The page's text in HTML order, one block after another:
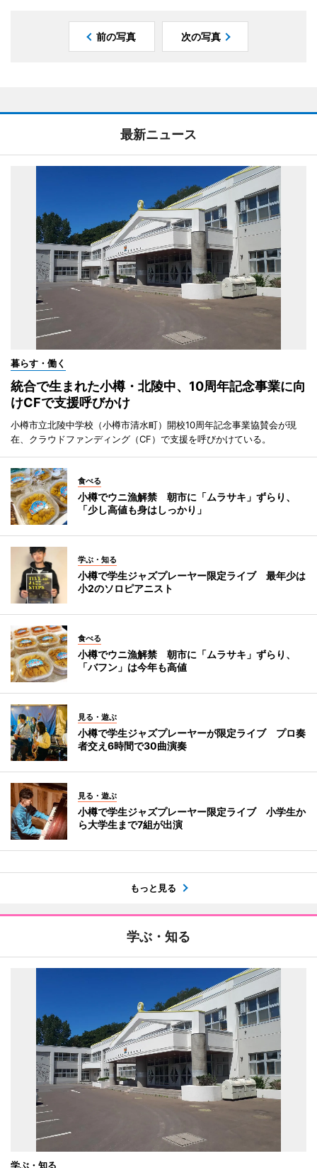
前の写真 次の写真
最新ニュース
暮らす・働く
統合で生まれた小樽・北陵中、10周年記念事業に向
けCFで支援呼びかけ
小樽市立北陵中学校（小樽市清水町）開校10周年記念事業協賛会が現
在、クラウドファンディング（CF）で支援を呼びかけている。
食べる
小樽でウニ漁解禁 朝市に「ムラサキ」ずらり、
「少し高値も身はしっかり」
学ぶ・知る
小樽で学生ジャズプレーヤー限定ライブ 最年少は
小2のソロピアニスト
食べる
小樽でウニ漁解禁 朝市に「ムラサキ」ずらり、
「バフン」は今年も高値
見る・遊ぶ
小樽で学生ジャズプレーヤーが限定ライブ プロ奏
者交え6時間で30曲演奏
見る・遊ぶ
小樽で学生ジャズプレーヤー限定ライブ 小学生か
ら大学生まで7組が出演
もっと見る
学ぶ・知る
学ぶ・知る